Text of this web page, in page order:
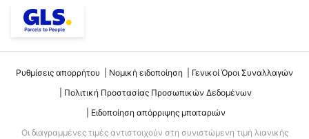
Ρυθμίσεις απορρήτου Νομική ειδοποίηση
Γενικοί Όροι Συναλλαγών
Πολιτική Προστασίας Προσωπικών Δεδομένων
Ειδοποίηση απόρριψης μπαταριών
Οι διαγραμμένες τιμές αντιστοιχούν στη συνιστώμενη τιμή λιανικής